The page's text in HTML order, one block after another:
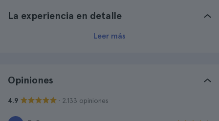
La experiencia en detalle
Leer más
Opiniones
4.9 · 2.133 opiniones